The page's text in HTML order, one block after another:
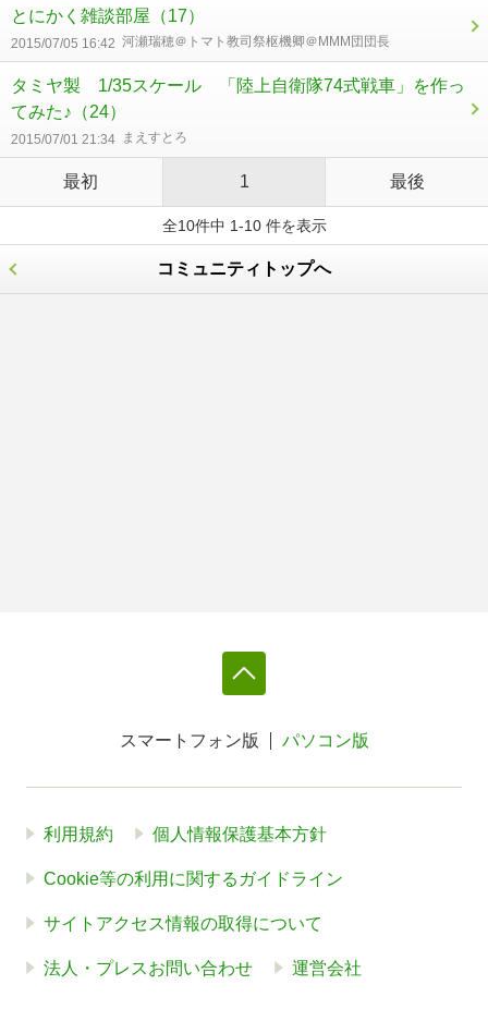
とにかく雑談部屋 （17）
2015/07/05 16:42 河瀬瑞穂＠トマト教司祭枢機卿＠MMM団団長
タミヤ製 1/35スケール 「陸上自衛隊74式戦車」を作っ
てみた♪ （24）
2015/07/01 21:34 まえすとろ
最初 1 最後
全10件中 1-10 件を表示
コミュニティトップへ
スマートフォン版 パソコン版
利用規約 個人情報保護基本方針
Cookie等の利用に関するガイドライン
サイトアクセス情報の取得について
法人・プレスお問い合わせ 運営会社